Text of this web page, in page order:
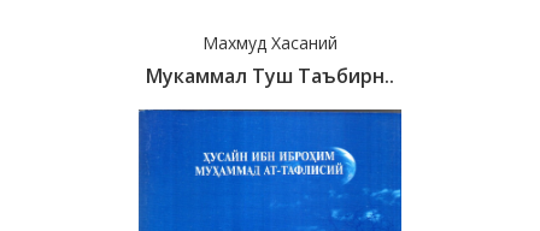
Махмуд Хасаний
Мукаммал Туш Таъбирн..